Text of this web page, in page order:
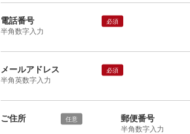
電話番号 必須
半角数字入力
メールアドレス 必須
半角英数字入力
ご住所 任意 郵便番号
半角数字入力